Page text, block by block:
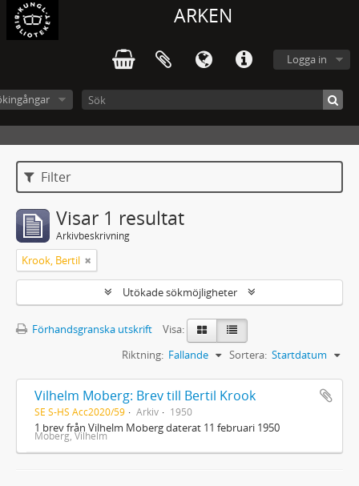
ARKEN
Logga in
Filter
Visar 1 resultat
Arkivbeskrivning
Krook, Bertil
Utökade sökmöjligheter
Förhandsgranska utskrift
Visa:
Sortera: Startdatum
Riktning: Fallande
Vilhelm Moberg: Brev till Bertil Krook
SE S-HS Acc2020/59 Arkiv 1950
1 brev från Vilhelm Moberg daterat 11 februari 1950
Moberg, Vilhelm